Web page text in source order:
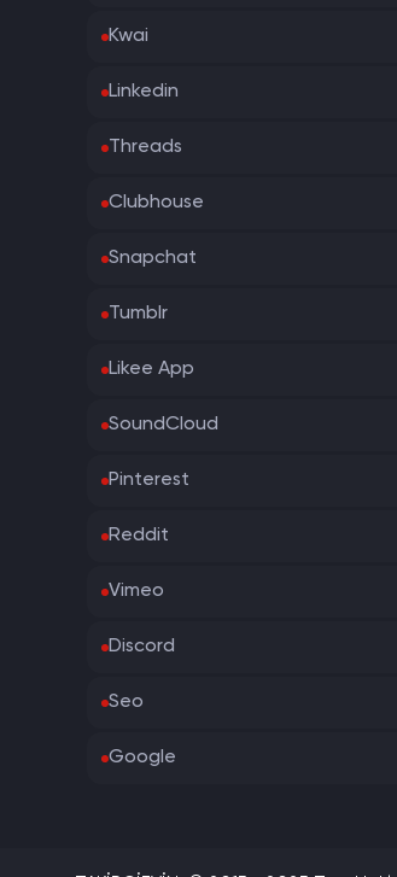
Kwai
Linkedin
Threads
Clubhouse
Snapchat
Tumblr
Likee App
SoundCloud
Pinterest
Reddit
Vimeo
Discord
Seo
Google